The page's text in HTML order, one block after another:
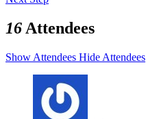
16 Attendees
Show Attendees Hide Attendees